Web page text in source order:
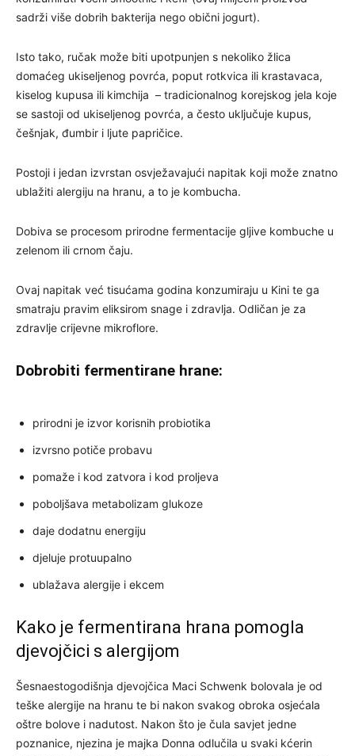
sadrži više dobrih bakterija nego obični jogurt).
Isto tako, ručak može biti upotpunjen s nekoliko žlica
domaćeg ukiseljenog povrća, poput rotkvica ili krastavaca,
kiselog kupusa ili kimchija – tradicionalnog korejskog jela koje
se sastoji od ukiseljenog povrća, a često uključuje kupus,
češnjak, đumbir i ljute papričice.
Postoji i jedan izvrstan osvježavajući napitak koji može znatno
ublažiti alergiju na hranu, a to je kombucha.
Dobiva se procesom prirodne fermentacije gljive kombuche u
zelenom ili crnom čaju.
Ovaj napitak već tisućama godina konzumiraju u Kini te ga
smatraju pravim eliksirom snage i zdravlja. Odličan je za
zdravlje crijevne mikroflore.
Dobrobiti fermentirane hrane:
prirodni je izvor korisnih probiotika
izvrsno potiče probavu
pomaže i kod zatvora i kod proljeva
poboljšava metabolizam glukoze
daje dodatnu energiju
djeluje protuupalno
ublažava alergije i ekcem
Kako je fermentirana hrana pomogla
djevojčici s alergijom
Šesnaestogodišnja djevojčica Maci Schwenk bolovala je od
teške alergije na hranu te bi nakon svakog obroka osjećala
oštre bolove i nadutost. Nakon što je čula savjet jedne
poznanice, njezina je majka Donna odlučila u svaki kćerin